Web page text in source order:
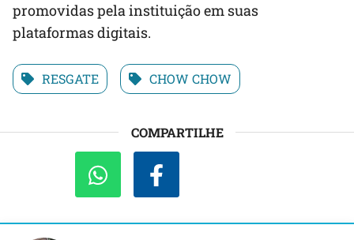
promovidas pela instituição em suas
plataformas digitais.
RESGATE CHOW CHOW
COMPARTILHE